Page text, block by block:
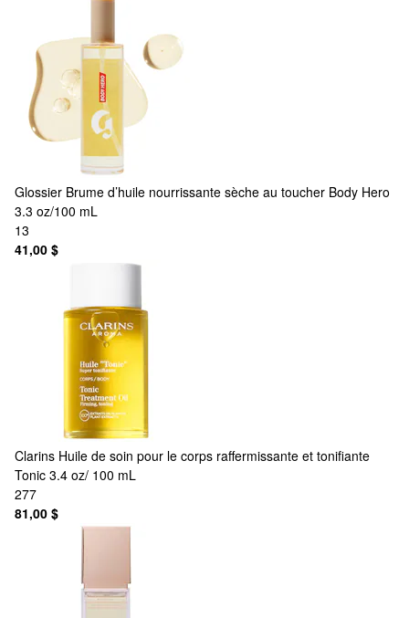
Glossier Brume d’huile nourrissante sèche au toucher Body Hero
3.3 oz/100 mL
13
41,00 $
Clarins Huile de soin pour le corps raffermissante et tonifiante
Tonic 3.4 oz/ 100 mL
277
81,00 $